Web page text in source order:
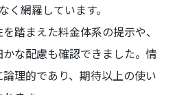
く網羅しています。
踏まえた料金体系の提示や、
な配慮も確認できました。情
理的であり、期待以上の使い